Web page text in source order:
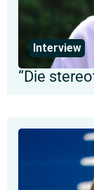
Interview
“Die